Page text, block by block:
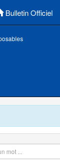
Bulletin Officiel